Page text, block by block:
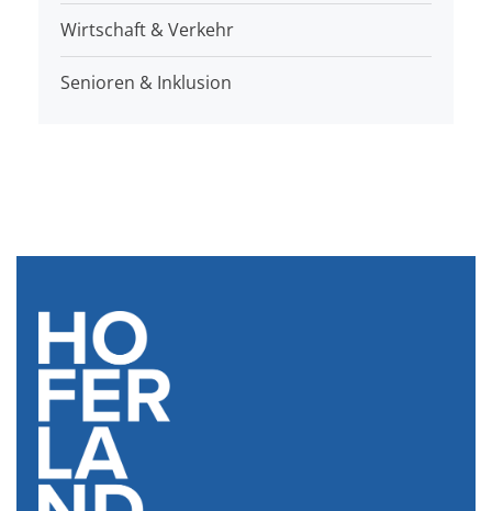
Wirtschaft & Verkehr
Senioren & Inklusion